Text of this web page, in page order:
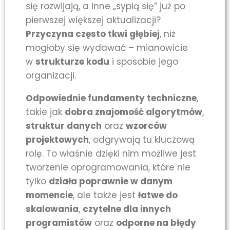
się rozwijają, a inne „sypią się” już po
pierwszej większej aktualizacji?
Przyczyna często tkwi głębiej, niż
mogłoby się wydawać – mianowicie
w strukturze kodu i sposobie jego
organizacji.
Odpowiednie fundamenty techniczne,
takie jak dobra znajomość algorytmów,
struktur danych oraz wzorców
projektowych, odgrywają tu kluczową
rolę. To właśnie dzięki nim możliwe jest
tworzenie oprogramowania, które nie
tylko działa poprawnie w danym
momencie, ale także jest łatwe do
skalowania, czytelne dla innych
programistów oraz odporne na błędy